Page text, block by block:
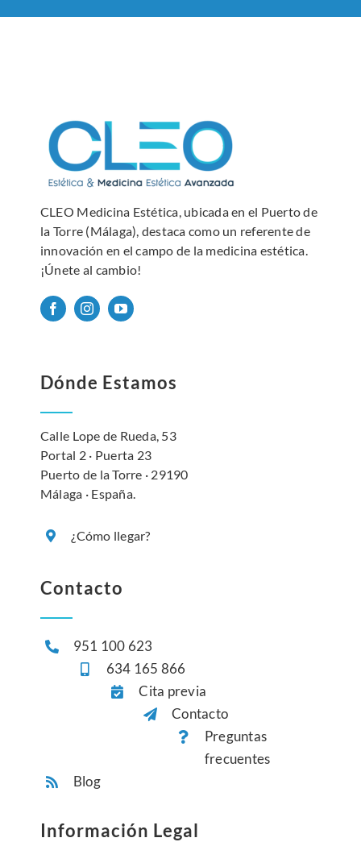
CLEO Medicina Estética, ubicada en el Puerto de
la Torre (Málaga), destaca como un referente de
innovación en el campo de la medicina estética.
¡Únete al cambio!
Dónde Estamos
Calle Lope de Rueda, 53
Portal 2 · Puerta 23
Puerto de la Torre · 29190
Málaga · España.
¿Cómo llegar?
Contacto
951 100 623
634 165 866
Cita previa
Contacto
Preguntas
frecuentes
Blog
Información Legal